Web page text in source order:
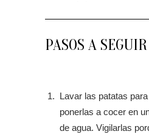
PASOS A SEGUIR
Lavar las patatas
ponerlas a cocer en
de agua. Vigilarlas